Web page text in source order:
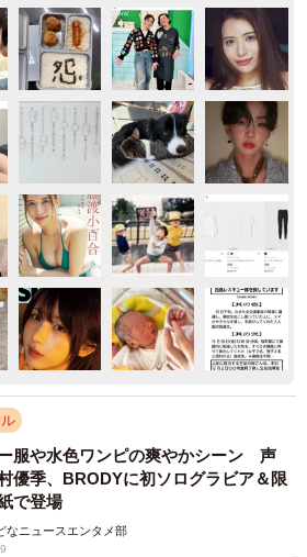
服や水色ワンピの爽やかシーン 声
優季、BRODYに初ソログラビア＆限
で登場
なニュースエンタメ部